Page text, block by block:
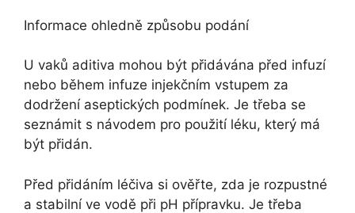
Informace ohledně způsobu podání
U vaků aditiva mohou být přidávána před infuzí
nebo během infuze injekčním vstupem za
dodržení aseptických podmínek. Je třeba se
seznámit s návodem pro použití léku, který má
být přidán.
Před přidáním léčiva si ověřte, zda je rozpustné
a stabilní ve vodě při pH přípravku. Je třeba